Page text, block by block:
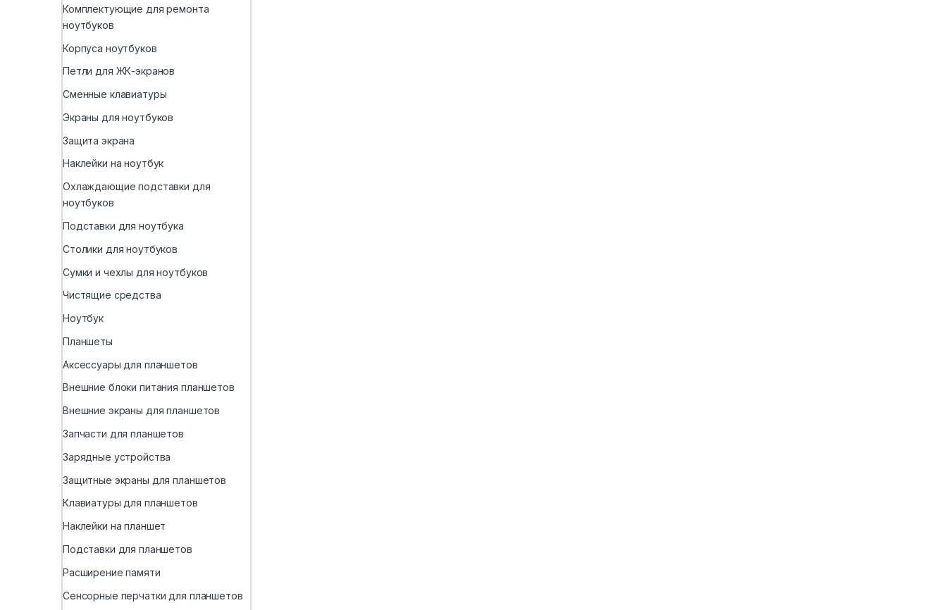
Комплектующие для ремонта
ноутбуков
Корпуса ноутбуков
Петли для ЖК-экранов
Сменные клавиатуры
Экраны для ноутбуков
Защита экрана
Наклейки на ноутбук
Охлаждающие подставки для
ноутбуков
Подставки для ноутбука
Столики для ноутбуков
Сумки и чехлы для ноутбуков
Чистящие средства
Ноутбук
Планшеты
Аксессуары для планшетов
Внешние блоки питания планшетов
Внешние экраны для планшетов
Запчасти для планшетов
Зарядные устройства
Защитные экраны для планшетов
Клавиатуры для планшетов
Наклейки на планшет
Подставки для планшетов
Расширение памяти
Сенсорные перчатки для планшетов